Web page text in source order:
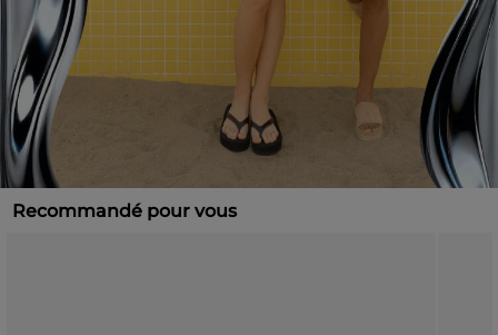
Recommandé pour vous